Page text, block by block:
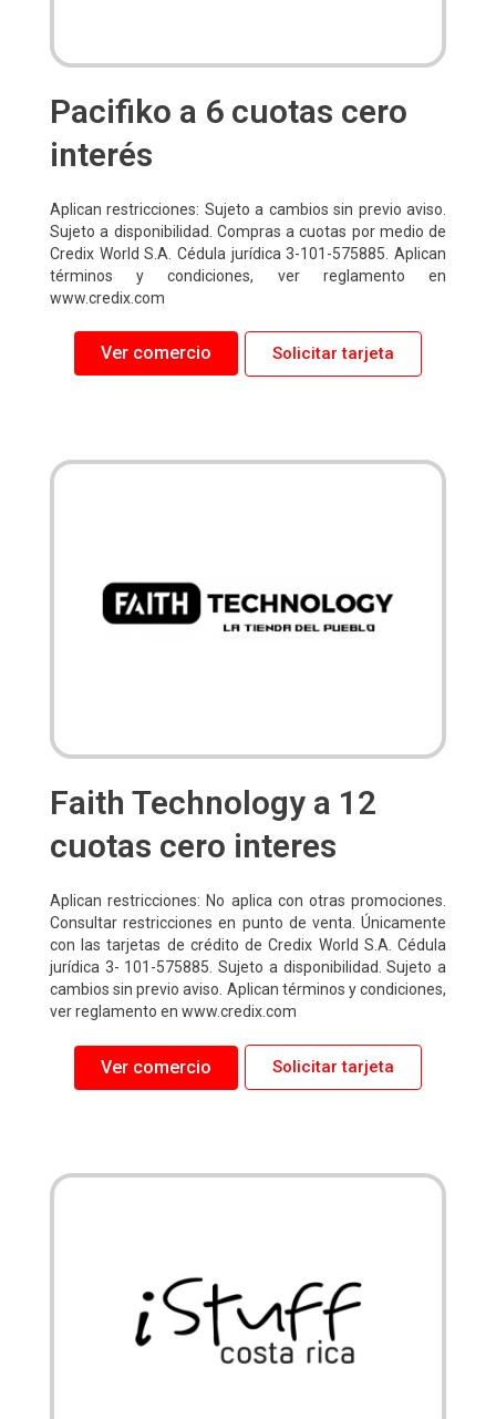
Pacifiko a 6 cuotas cero
interés
Aplican restricciones: Sujeto a cambios sin previo aviso.
Sujeto a disponibilidad. Compras a cuotas por medio de
Credix World S.A. Cédula jurídica 3-101-575885. Aplican
términos y condiciones, ver reglamento en
www.credix.com
Ver comercio Solicitar tarjeta
Faith Technology a 12
cuotas cero interes
Aplican restricciones: No aplica con otras promociones.
Consultar restricciones en punto de venta. Únicamente
con las tarjetas de crédito de Credix World S.A. Cédula
jurídica 3- 101-575885. Sujeto a disponibilidad. Sujeto a
cambios sin previo aviso. Aplican términos y condiciones,
ver reglamento en www.credix.com
Ver comercio Solicitar tarjeta